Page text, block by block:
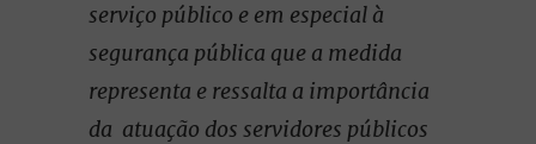
serviço público e em especial à
segurança pública que a medida
representa e ressalta a importância
da atuação dos servidores públicos